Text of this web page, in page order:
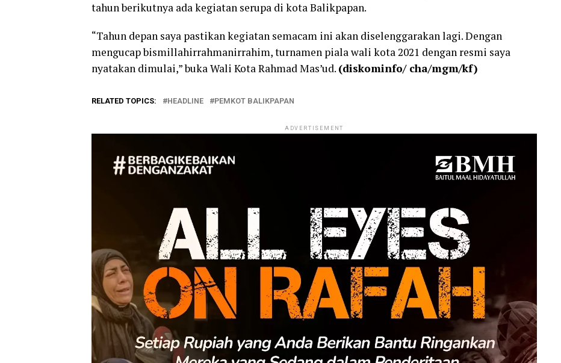
tahun berikutnya ada kegiatan serupa di kota Balikpapan.
“Tahun depan saya pastikan kegiatan semacam ini akan diselenggarakan lagi. Dengan
mengucap bismillahirrahmanirrahim, turnamen piala wali kota 2021 dengan resmi saya
nyatakan dimulai,” buka Wali Kota Rahmad Mas’ud. (diskominfo/ cha/mgm/kf)
RELATED TOPICS: HEADLINE PEMKOT BALIKPAPAN
ADVERTISEMENT